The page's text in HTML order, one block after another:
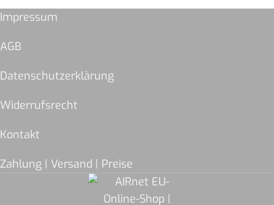
Impressum
AGB
Datenschutzerklärung
Widerrufsrecht
Kontakt
Zahlung | Versand | Preise